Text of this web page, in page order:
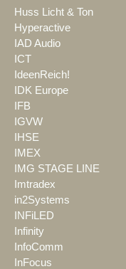
Huss Licht & Ton
Hyperactive
IAD Audio
ICT
IdeenReich!
IDK Europe
IFB
IGVW
IHSE
IMEX
IMG STAGE LINE
Imtradex
in2Systems
INFiLED
Infinity
InfoComm
InFocus